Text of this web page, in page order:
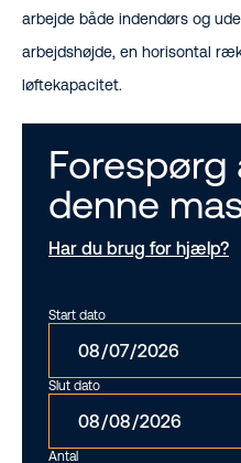
arbejde både indendørs og
arbejdshøjde, en horisontal
løftekapacitet.
Forespørg
denne
Har du brug for hjælp?
Start dato
Slut dato
Antal